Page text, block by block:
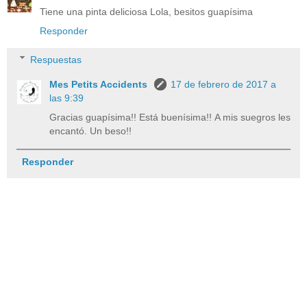
Tiene una pinta deliciosa Lola, besitos guapísima
Responder
Respuestas
Mes Petits Accidents
17 de febrero de 2017 a
las 9:39
Gracias guapísima!! Está buenísima!! A mis suegros les
encantó. Un beso!!
Responder